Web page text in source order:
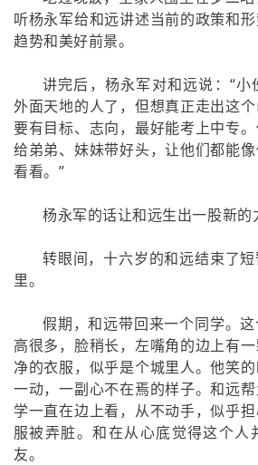
听杨永军给和远讲述当前的政策和
趋势和美好前景。
讲完后，杨永军对和远说：“
外面天地的人了，但想真正走出这
要有目标、志向，最好能考上中专
给弟弟、妹妹带好头，让他们都能
看看。”
杨永军的话让和远生出一股新的
转眼间，十六岁的和远结束了
里。
假期，和远带回来一个同学。
高很多，脸稍长，左嘴角的边上有
净的衣服，似乎是个城里人。他笑
一动，一副心不在焉的样子。和远
学一直在边上看，从不动手，似乎
服被弄脏。和在从心底觉得这个人
友。